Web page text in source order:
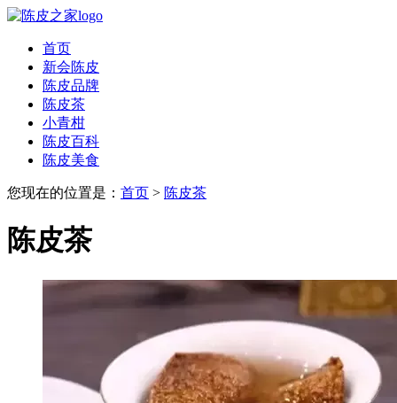
首页
新会陈皮
陈皮品牌
陈皮茶
小青柑
陈皮百科
陈皮美食
您现在的位置是： 首页 > 陈皮茶
陈皮茶